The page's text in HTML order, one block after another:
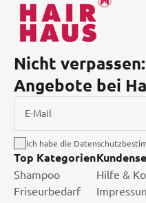
Nicht
Angebote bei
E-Mail
Ich habe die
Top Kategorien
Shampoo
Friseurbedarf
Hilfe &